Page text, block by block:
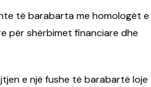
të barabarta me homologët e
për shërbimet financiare dhe
e një fushe të barabartë loje